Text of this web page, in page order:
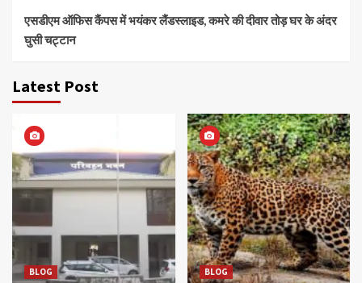
एसडीएम ऑफिस कैंपस में भयंकर लैंडस्लाइड, कमरे की दीवार तोड़ घर के अंदर
घुसी चट्टान
Latest Post
BLOG BLOG